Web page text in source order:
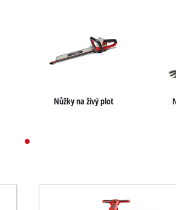
Nůžky na živý plot